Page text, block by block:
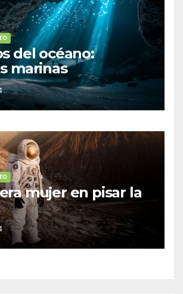
del océano:
marinas
mujer en pisar la